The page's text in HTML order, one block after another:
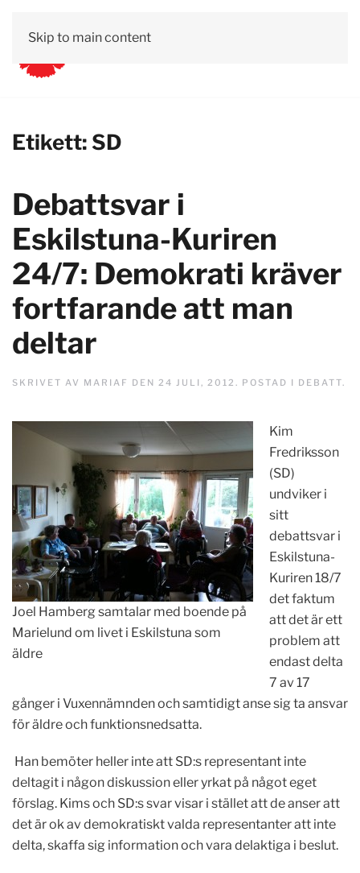
Skip to main content
Etikett: SD
Debattsvar i
Eskilstuna-Kuriren
24/7: Demokrati kräver
fortfarande att man
deltar
SKRIVET AV MARIAF DEN 24 JULI, 2012 . POSTAD I DEBATT.
Joel Hamberg samtalar med boende på
Marielund om livet i Eskilstuna som
äldre
Kim
Fredriksson
(SD)
undviker i
sitt
debattsvar i
Eskilstuna-
Kuriren 18/7
det faktum
att det är ett
problem att
endast delta
7 av 17
gånger i Vuxennämnden och samtidigt anse sig ta ansvar
för äldre och funktionsnedsatta.
Han bemöter heller inte att SD:s representant inte
deltagit i någon diskussion eller yrkat på något eget
förslag. Kims och SD:s svar visar i stället att de anser att
det är ok av demokratiskt valda representanter att inte
delta, skaffa sig information och vara delaktiga i beslut.